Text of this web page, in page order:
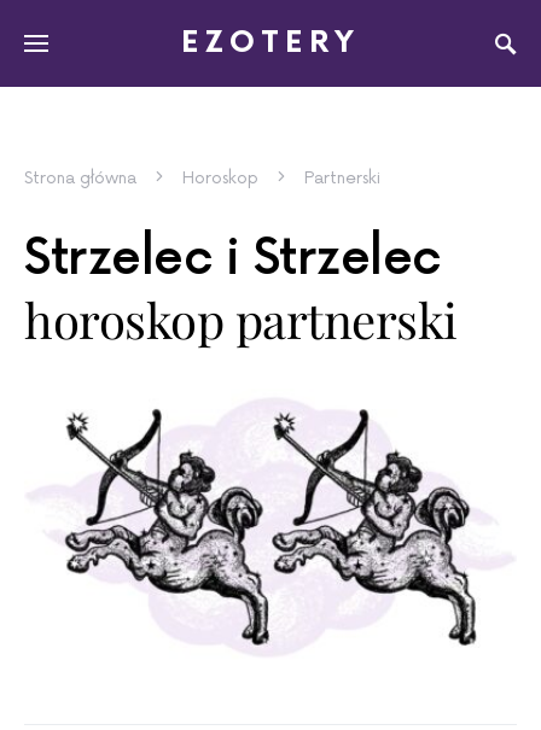
EZOTERY
Strona główna Horoskop Partnerski
Strzelec i Strzelec
horoskop partnerski